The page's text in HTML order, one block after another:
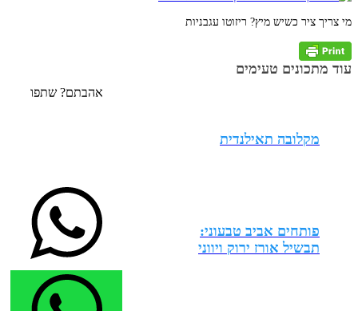
מי צריך ציר כשיש מיץ? ריזוטו עגבניות
עוד מתכונים טעימים
מקלובה תאילנדית
פותחים אביב טבעוני:
תבשיל אורז ירוק ויווני
אהבתם? שתפו